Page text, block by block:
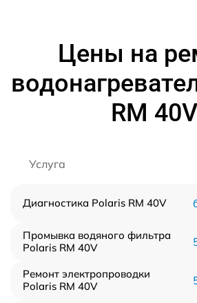
Цены на
RM 40V
Услуга
Диагностика Polaris RM 40V
Промывка водяного фильтра
Polaris RM 40V
Ремонт электропроводки
Polaris RM 40V